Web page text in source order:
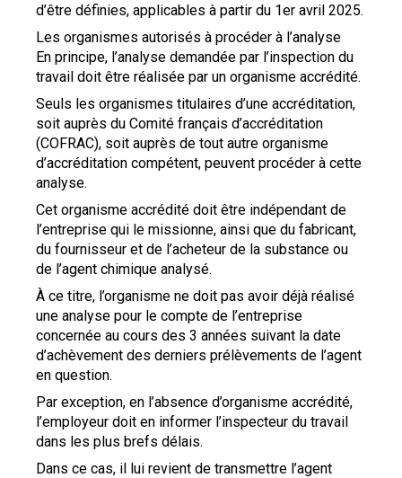
d’être définies, applicables à partir du 1er avril 2025.
Les organismes autorisés à procéder à l’analyse
En principe, l’analyse demandée par l’inspection du
travail doit être réalisée par un organisme accrédité.
Seuls les organismes titulaires d’une accréditation,
soit auprès du Comité français d’accréditation
(COFRAC), soit auprès de tout autre organisme
d’accréditation compétent, peuvent procéder à cette
analyse.
Cet organisme accrédité doit être indépendant de
l’entreprise qui le missionne, ainsi que du fabricant,
du fournisseur et de l’acheteur de la substance ou
de l’agent chimique analysé.
À ce titre, l’organisme ne doit pas avoir déjà réalisé
une analyse pour le compte de l’entreprise
concernée au cours des 3 années suivant la date
d’achèvement des derniers prélèvements de l’agent
en question.
Par exception, en l’absence d’organisme accrédité,
l’employeur doit en informer l’inspecteur du travail
dans les plus brefs délais.
Dans ce cas, il lui revient de transmettre l’agent